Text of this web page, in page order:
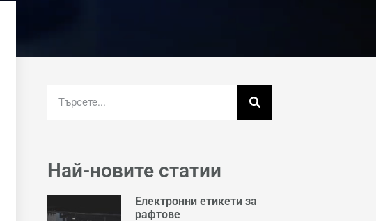
Най-новите статии
Електронни етикети за
рафтове